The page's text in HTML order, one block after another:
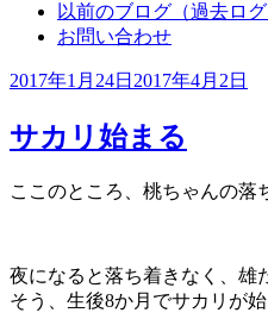
以前のブログ（過去ログ
お問い合わせ
投
日:
2017年1月24日 2017年4月2日
サカリ始まる
ここのところ、桃ちゃんの落
夜になると落ち着きなく、雄
そう、生後8か月でサカリが始